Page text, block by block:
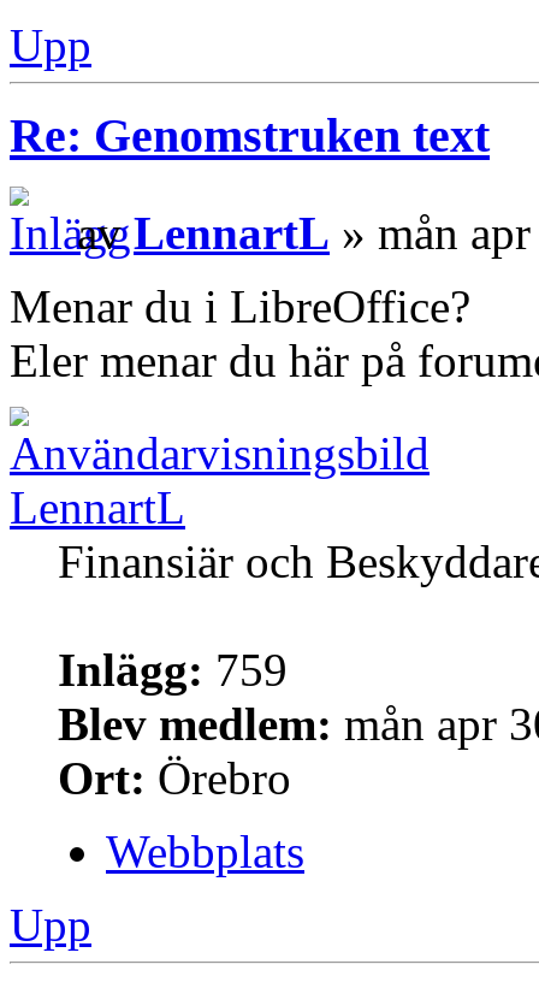
Upp
Re: Genomstruken text
avLennartL » mån
Menar du i LibreOffice?
Eler menar du här på
LennartL
Finansiär och
Inlägg: 759
Blev medlem: mån apr
Ort: Örebro
Webbplats
Upp